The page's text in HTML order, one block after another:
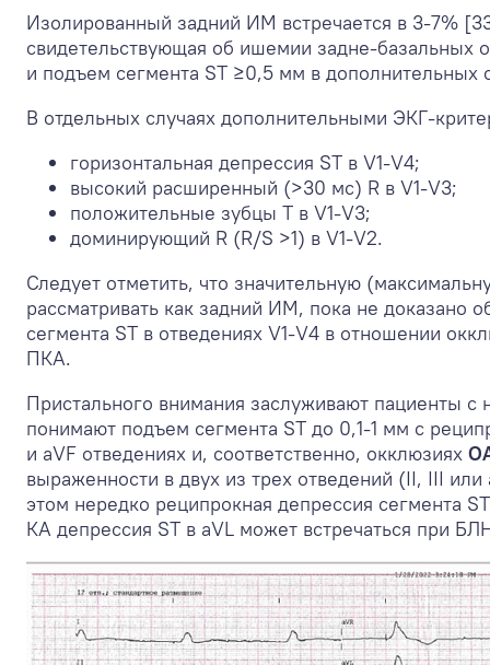
Изолированный задний ИМ встречается в 3-7%
свидетельствующая об ишемии задне-базальных
и подъем сегмента ST ≥0,5 мм в дополнительных
В отдельных случаях дополнительными ЭКГ-
горизонтальная депрессия ST в V1-V4;
высокий расширенный (>30 мс) R в V1-V3;
положительные зубцы Т в V1-V3;
доминирующий R (R/S >1) в V1-V2.
Следует отметить, что значительную
рассматривать как задний ИМ, пока не доказано
сегмента ST в отведениях V1-V4 в отношении
ПКА.
Пристального внимания заслуживают пациенты
понимают подъем сегмента ST до 0,1-1 мм с
и aVF отведениях и, соответственно, окклюзиях
выраженности в двух из трех отведений (II, III
этом нередко реципрокная депрессия сегмента
КА депрессия ST в aVL может встречаться при